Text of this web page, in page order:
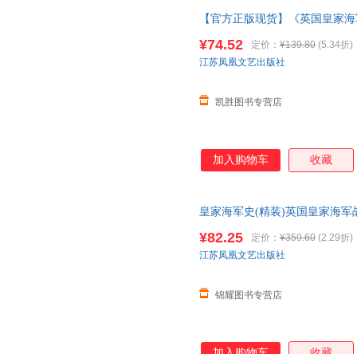
【官方正版现货】《英国皇家
¥74.52 定价： ¥139.80 (5.34折)
凯胜图书专营店
江苏凤凰文艺出版社
加入购物车 收藏
皇家海军史(精装)英国皇家海
¥82.25 定价： ¥359.60 (2.29折)
锦耀图书专营店
江苏凤凰文艺出版社